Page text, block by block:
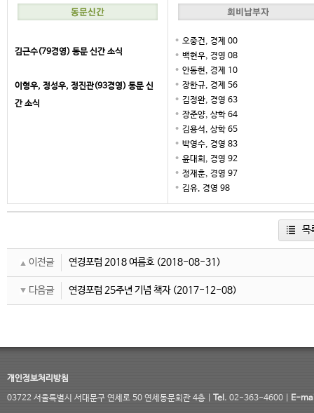
김근수(79경영) 동문 신간 소식
이형우, 정성우, 정진관(93경영) 동문 신
간 소식
오중건, 경제 00
백현우, 경영 08
안동현, 경제 10
장한규, 경제 56
김정완, 경영 63
장준양, 상학 64
김용석, 상학 65
박영수, 경영 83
윤대희, 경영 92
정재훈, 경영 97
김유, 경영 98
목
이전글 연경포럼 2018 여름호(2018-08-31)
다음글 연경포럼 25주년 기념 책자(2017-12-08)
개인정보처리방침
03722 서울특별시 서대문구 연세로 50 연세동문회관 4층 |
Tel. 02-363-4600 | E-